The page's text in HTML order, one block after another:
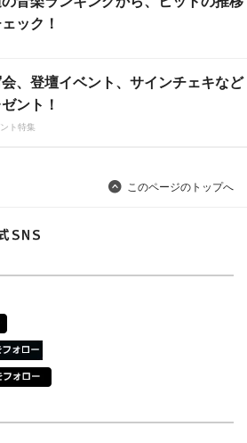
ック！
、登壇イベント、サインチェキなど
ント！
ト特集
このページのトップへ